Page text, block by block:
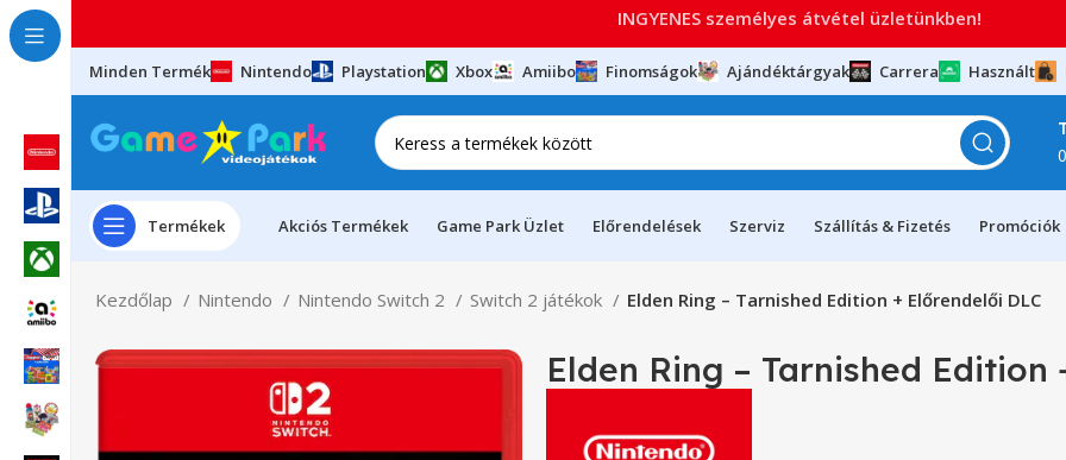
Minden Termék Nintendo Playstation Xbox Amiibo Finomságok Ajándéktárgyak Carrera Használt
Termékek Akciós Termékek Game Park Üzlet Előrendelések Szerviz Szállítás & Fizetés Promóciók
Kezdőlap Nintendo Nintendo Switch 2 Switch 2 játékok Elden Ring – Tarnished Edition + Előrendelői DLC
Elden Ring – Tarnished Edition
INGYENES személyes átvétel üzletünkben!